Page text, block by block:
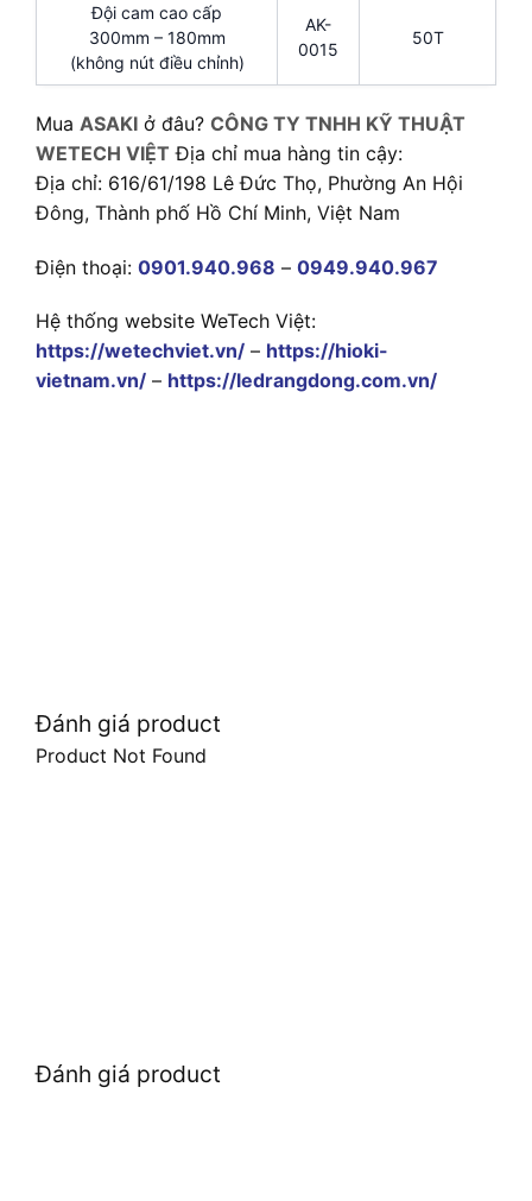
Đội cam cao cấp
300mm – 180mm
(không nút điều chỉnh)
AK-
0015
50T
Mua ASAKI ở đâu? CÔNG TY TNHH KỸ THUẬT
WETECH VIỆT Địa chỉ mua hàng tin cậy:
Địa chỉ: 616/61/198 Lê Đức Thọ, Phường An Hội
Đông, Thành phố Hồ Chí Minh, Việt Nam
Điện thoại: 0901.940.968 – 0949.940.967
Hệ thống website WeTech Việt:
https://wetechviet.vn/ – https://hioki-
vietnam.vn/ – https://ledrangdong.com.vn/
Đánh giá product
Product Not Found
Đánh giá product